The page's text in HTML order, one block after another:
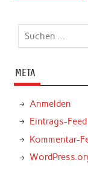
META
Anmelden
Eintrags-Feed
Kommentar-